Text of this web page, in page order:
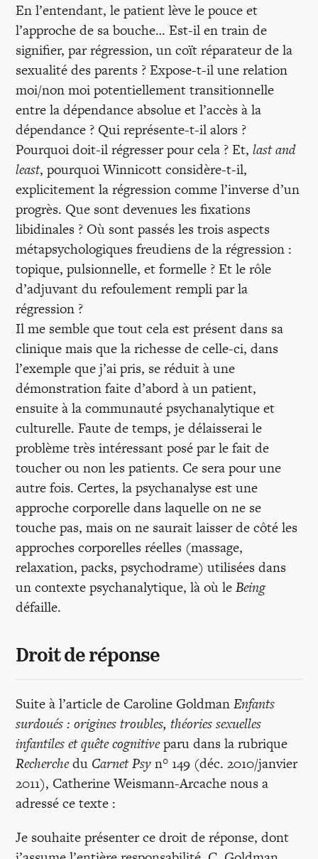
En l’entendant, le patient lève le pouce et
l’approche de sa bouche… Est-il en train de
signifier, par régression, un coït réparateur de la
sexualité des parents ? Expose-t-il une relation
moi/non moi potentiellement transitionnelle
entre la dépendance absolue et l’accès à la
dépendance ? Qui représente-t-il alors ?
Pourquoi doit-il régresser pour cela ? Et,last and
least, pourquoi Winnicott considère-t-il,
explicitement la régression comme l’inverse d’un
progrès. Que sont devenues les fixations
libidinales ? Où sont passés les trois aspects
métapsychologiques freudiens de la régression :
topique, pulsionnelle, et formelle ? Et le rôle
d’adjuvant du refoulement rempli par la
régression ?
Il me semble que tout cela est présent dans sa
clinique mais que la richesse de celle-ci, dans
l’exemple que j’ai pris, se réduit à une
démonstration faite d’abord à un patient,
ensuite à la communauté psychanalytique et
culturelle. Faute de temps, je délaisserai le
problème très intéressant posé par le fait de
toucher ou non les patients. Ce sera pour une
autre fois. Certes, la psychanalyse est une
approche corporelle dans laquelle on ne se
touche pas, mais on ne saurait laisser de côté les
approches corporelles réelles (massage,
relaxation, packs, psychodrame) utilisées dans
un contexte psychanalytique, là où leBeing
défaille.
Droit de réponse
Suite à l’article de Caroline GoldmanEnfants
surdoués : origines troubles, théories sexuelles
infantiles et quête cognitiveparu dans la rubrique
Recherchedu Carnet Psyn° 149 (déc. 2010/janvier
2011), Catherine Weismann-Arcache nous a
adressé ce texte :
Je souhaite présenter ce droit de réponse, dont